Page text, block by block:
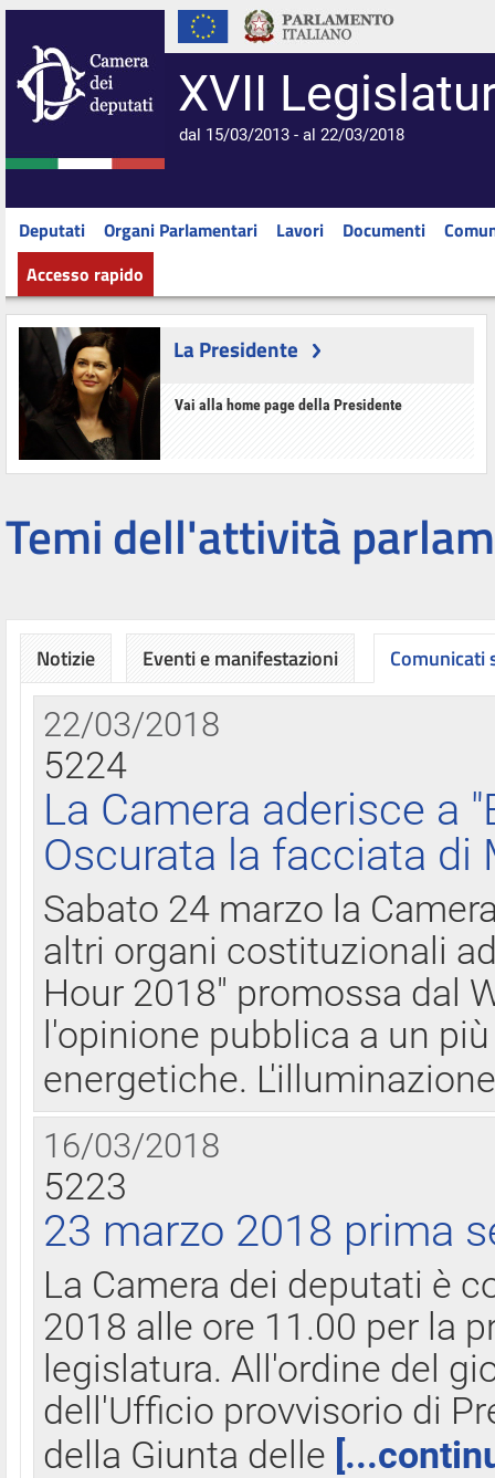
XVII
dal 15/03/2013 - al 22/03/2018
Deputati Organi Parlamentari Lavori Documenti
Accesso rapido
La Presidente
Vai alla home page della Presidente
Temi dell'attività
Notizie Eventi e manifestazioni Comunicati
22/03/2018
5224
La Camera aderisce a
Oscurata la facciata di
Sabato 24 marzo la
altri organi costituzionali
Hour 2018" promossa dal
l'opinione pubblica a un
energetiche.
16/03/2018
5223
23 marzo 2018 prima
La Camera dei deputati è
2018 alle ore 11.00 per la
legislatura. All'ordine del
dell'Ufficio provvisorio di
della Giunta delle